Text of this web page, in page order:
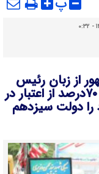
از زبان رئیس
شورای اطلاع‌رسانی دولت/مازندران ۷۰درصد از اعتبار در
دولت سیزدهم